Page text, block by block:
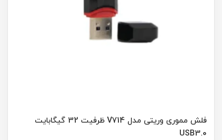
فلش مموری وریتی مدل V714 ظرفیت 32 گیگابایت
USB3.0